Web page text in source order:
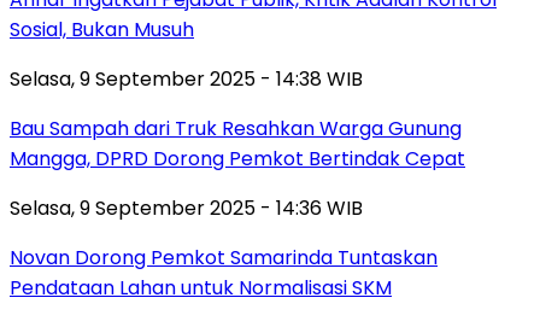
Sosial, Bukan Musuh
Selasa, 9 September 2025 - 14:38 WIB
Bau Sampah dari Truk Resahkan Warga Gunung
Mangga, DPRD Dorong Pemkot Bertindak Cepat
Selasa, 9 September 2025 - 14:36 WIB
Novan Dorong Pemkot Samarinda Tuntaskan
Pendataan Lahan untuk Normalisasi SKM